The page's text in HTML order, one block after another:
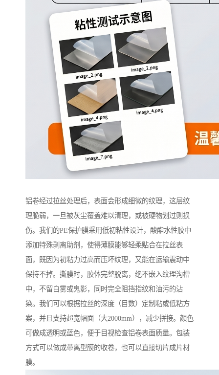
铝卷经过拉丝处理后，表面会形成细微的纹理，这层纹
理脆弱，一旦被灰尘覆盖难以清理，或被硬物划过则损
伤。我们的PE保护膜采用低初粘性设计，酸酯水性胶中
添加特殊剥离助剂，使得薄膜能够轻柔贴合在拉丝表
面，既因为初粘力过高而压坏纹理，又能在运输震动中
保持不掉。撕膜时，胶体完整脱离，绝不嵌入纹理沟槽
中，不留白雾或鬼影，同时完全阻挡指纹和油污的沾
染。我们可以根据拉丝的深度（目数）定制粘或低粘方
案，并且支持超宽幅面（大2000mm），减少拼接。颜色
可做成透明或蓝色，便于目视检查铝卷表面质量。包装
方式可以做成带离型膜的收卷，也可以直接切片成片材
膜。